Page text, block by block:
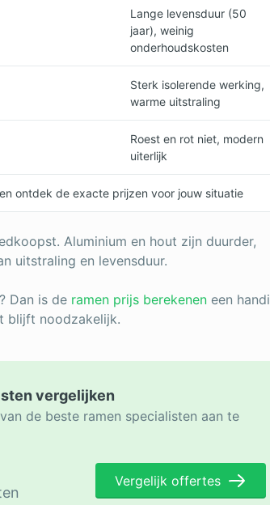
Lange levensduur (50
jaar), weinig
onderhoudskosten
Sterk isolerende werking,
warme uitstraling
Roest en rot niet, modern
uiterlijk
en ontdek de exacte prijzen voor jouw situatie
Aluminium en hout zijn duurder,
uitstraling en levensduur.
Dan is de ramen prijs berekenen een
blijft noodzakelijk.
vergelijken
de beste ramen specialisten aan te
Vergelijk offertes